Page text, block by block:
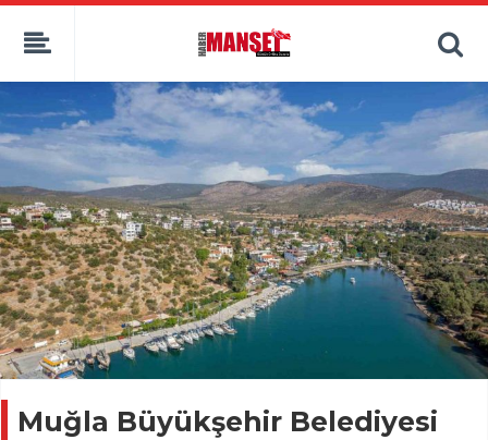
Muğla Büyükşehir Belediyesi